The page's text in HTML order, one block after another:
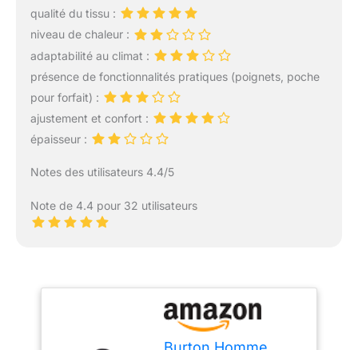
qualité du tissu :
niveau de chaleur :
adaptabilité au climat :
présence de fonctionnalités pratiques (poignets, poche
pour forfait) :
ajustement et confort :
épaisseur :
Notes des utilisateurs 4.4/5
Note de 4.4 pour 32 utilisateurs